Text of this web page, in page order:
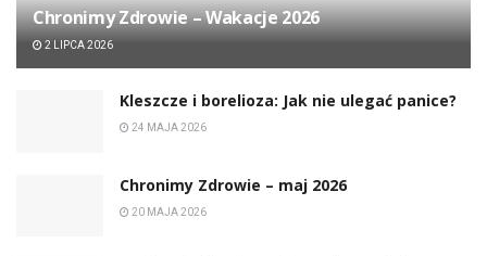
Chronimy Zdrowie ­– Wakacje 2026
2 LIPCA 2026
Kleszcze i borelioza: Jak nie ulegać panice?
24 MAJA 2026
Chronimy Zdrowie ­– maj 2026
20 MAJA 2026